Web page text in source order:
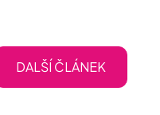
DALŠÍ ČLÁNEK